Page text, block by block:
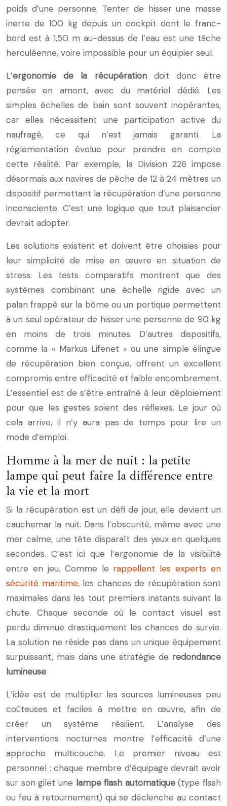
poids d’une personne. Tenter de hisser une masse
inerte de 100 kg depuis un cockpit dont le franc-
bord est à 1,50 m au-dessus de l’eau est une tâche
herculéenne, voire impossible pour un équipier seul.
L’ergonomie de la récupérationdoit donc être
pensée en amont, avec du matériel dédié. Les
simples échelles de bain sont souvent inopérantes,
car elles nécessitent une participation active du
naufragé, ce qui n’est jamais garanti. La
réglementation évolue pour prendre en compte
cette réalité. Par exemple, la Division 226 impose
désormais aux navires de pêche de 12 à 24 mètres un
dispositif permettant la récupération d’une personne
inconsciente. C’est une logique que tout plaisancier
devrait adopter.
Les solutions existent et doivent être choisies pour
leur simplicité de mise en œuvre en situation de
stress. Les tests comparatifs montrent que des
systèmes combinant une échelle rigide avec un
palan frappé sur la bôme ou un portique permettent
à un seul opérateur de hisser une personne de 90 kg
en moins de trois minutes. D’autres dispositifs,
comme la « Markus Lifenet » ou une simple élingue
de récupération bien conçue, offrent un excellent
compromis entre efficacité et faible encombrement.
L’essentiel est de s’être entraîné à leur déploiement
pour que les gestes soient des réflexes. Le jour où
cela arrive, il n’y aura pas de temps pour lire un
mode d’emploi.
Homme à la mer de nuit : la petite
lampe qui peut faire la différence entre
la vie et la mort
Si la récupération est un défi de jour, elle devient un
cauchemar la nuit. Dans l’obscurité, même avec une
mer calme, une tête disparaît des yeux en quelques
secondes. C’est ici que l’ergonomie de la visibilité
entre en jeu. Comme le rappellent les experts en
sécurité maritime, les chances de récupération sont
maximales dans les tout premiers instants suivant la
chute. Chaque seconde où le contact visuel est
perdu diminue drastiquement les chances de survie.
La solution ne réside pas dans un unique équipement
surpuissant, mais dans une stratégie de redondance
lumineuse.
L’idée est de multiplier les sources lumineuses peu
coûteuses et faciles à mettre en œuvre, afin de
créer un système résilient. L’analyse des
interventions nocturnes montre l’efficacité d’une
approche multicouche. Le premier niveau est
personnel : chaque membre d’équipage devrait avoir
sur son gilet une lampe flash automatique(type flash
ou feu à retournement) qui se déclenche au contact